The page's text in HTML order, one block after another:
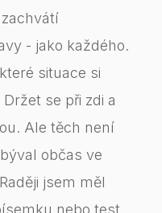
- jako každého.
situace si
se při zdi a
Ale těch není
občas ve
jsem měl
nebo test